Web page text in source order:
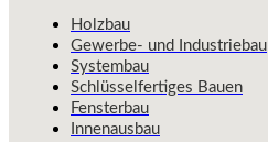
Holzbau
Gewerbe- und Industriebau
Systembau
Schlüsselfertiges Bauen
Fensterbau
Innenausbau